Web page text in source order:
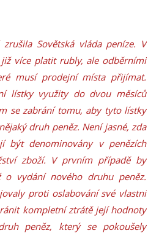
Sovětská vláda peníze. V
více platit rubly, ale odběrními
musí prodejní místa přijímat.
lístky využity do dvou měsíců
se zabrání tomu, aby tyto lístky
druh peněz. Není jasné, zda
být denominovány v penězích
zboží. V prvním případě by
vydání nového druhu peněz.
proti oslabování své vlastní
kompletní ztrátě její hodnoty
peněz, který se pokoušely